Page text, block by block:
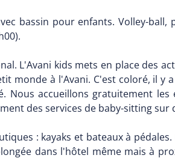
bassin pour enfants. Volley-
L'Avani kids mets en place des
monde à l'Avani. C'est coloré, il
Nous accueillons gratuitement
des services de baby-sitting sur
: kayaks et bateaux à
dans l'hôtel même mais à